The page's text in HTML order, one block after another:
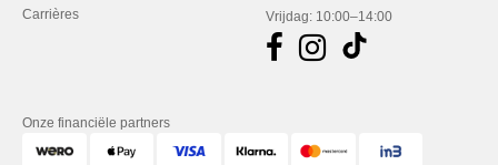
Carrières
Vrijdag: 10:00–14:00
Onze financiële partners